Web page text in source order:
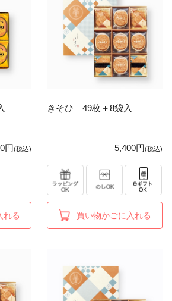
円(税込)
れる
きそひ 49枚＋8袋入
5,400円(税込)
買い物かごに入れる